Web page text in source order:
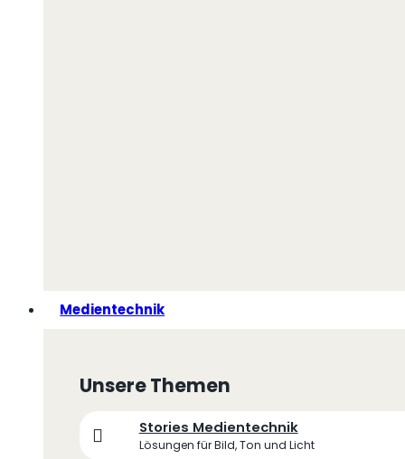
Medientechnik
Unsere Themen
Stories Medientechnik
Lösungen für Bild, Ton und Licht